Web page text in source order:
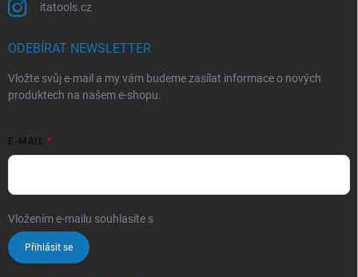
itatools.cz
ODEBÍRAT NEWSLETTER
Vložte svůj e-mail a my vám budeme zasílat informace o nových
produktech na našem e-shopu.
E-MAIL
Vložením e-mailu souhlasíte s
Přihlásit se